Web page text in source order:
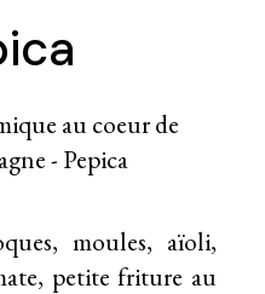
moules, aïoli,
petite friture au